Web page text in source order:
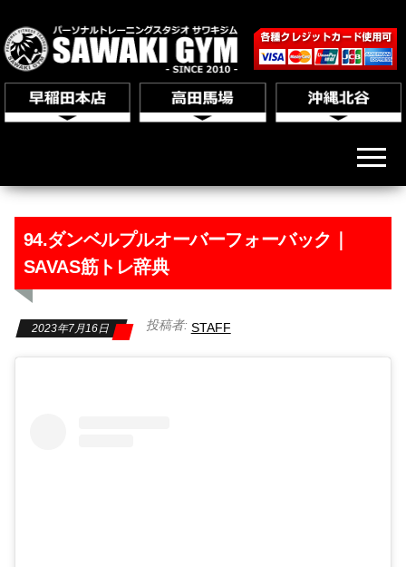
94.ダンベルプルオーバーフォーバック｜
SAVAS筋トレ辞典
2023年7月16日 投稿者: STAFF